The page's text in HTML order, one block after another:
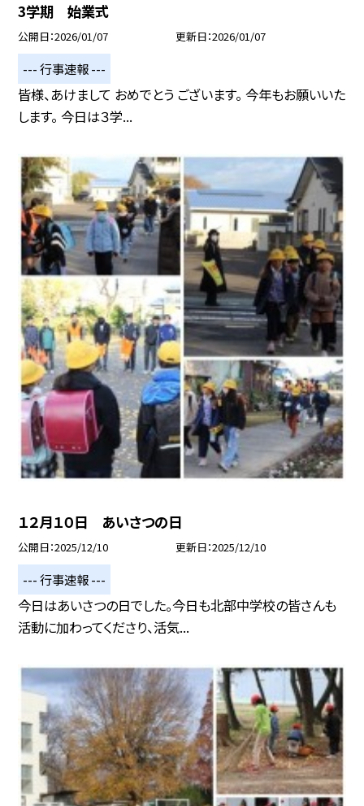
3学期 始業式
公開日 2026/01/07 更新日 2026/01/07
--- 行事速報 ---
皆様、あけまして おめでとう ございます。 今年もお願いいた
します。 今日は３学...
１２月１０日 あいさつの日
公開日 2025/12/10 更新日 2025/12/10
--- 行事速報 ---
今日はあいさつの日でした。今日も北部中学校の皆さんも
活動に加わってくださり、活気...